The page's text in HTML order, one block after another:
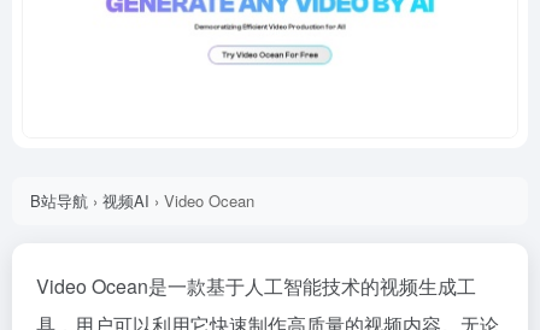
B站导航 › 视频AI › Video Ocean
Video Ocean是一款基于人工智能技术的视频生成工